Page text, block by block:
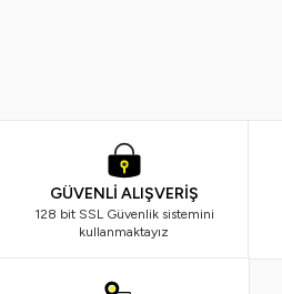
GÜVENLİ ALIŞVERİŞ
128 bit SSL Güvenlik sistemini
kullanmaktayız